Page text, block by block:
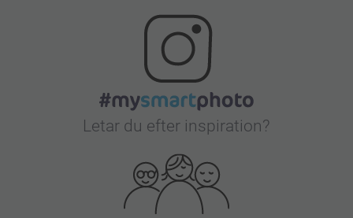
Letar du efter inspiration?